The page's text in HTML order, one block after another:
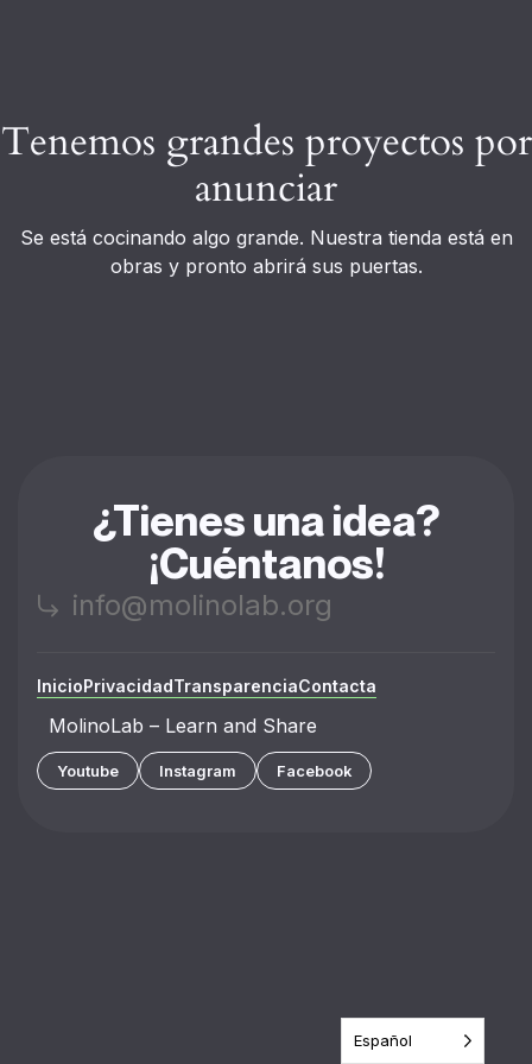
Tenemos grandes proyectos por
anunciar
Se está cocinando algo grande. Nuestra tienda está en
obras y pronto abrirá sus puertas.
¿Tienes una idea?
¡Cuéntanos!
info@molinolab.org
InicioPrivacidadTransparenciaContacta
MolinoLab – Learn and Share
Youtube Instagram Facebook
Español